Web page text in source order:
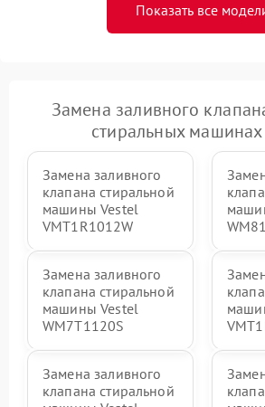
Показать все
Замена заливного
стиральных
Замена заливного
клапана стиральной
машины Vestel
VMT1R1012W
Замена заливного
клапана стиральной
машины Vestel
WM7T1120S
Замена заливного
клапана стиральной